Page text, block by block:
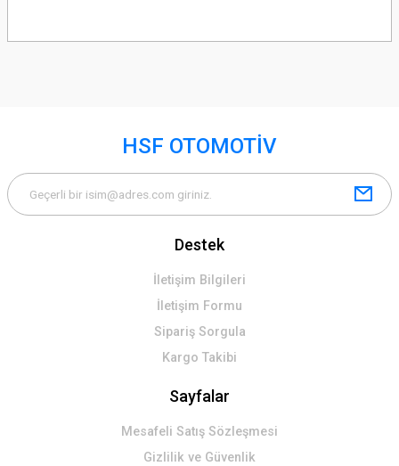
HSF OTOMOTİV
Destek
İletişim Bilgileri
İletişim Formu
Sipariş Sorgula
Kargo Takibi
Sayfalar
Mesafeli Satış Sözleşmesi
Gizlilik ve Güvenlik